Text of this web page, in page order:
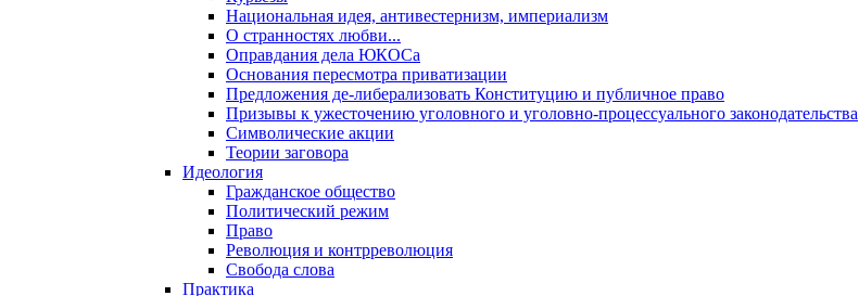
Национальная идея, антивестернизм, империализм
О странностях любви...
Оправдания дела ЮКОСа
Основания пересмотра приватизации
Предложения де-либерализовать Конституцию и публичное право
Призывы к ужесточению уголовного и уголовно-процессуального законодательства
Символические акции
Теории заговора
Идеология
Гражданское общество
Политический режим
Право
Революция и контрреволюция
Свобода слова
Практика